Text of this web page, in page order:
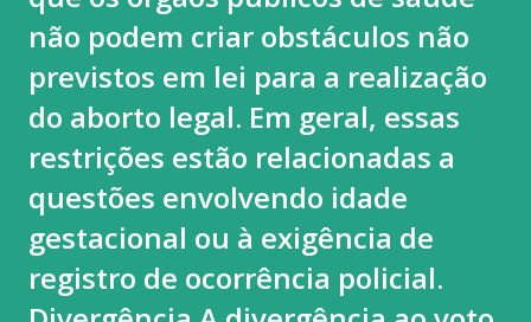
não podem criar obstáculos não
previstos em lei para a realização
do aborto legal. Em geral, essas
restrições estão relacionadas a
questões envolvendo idade
gestacional ou à exigência de
registro de ocorrência policial.